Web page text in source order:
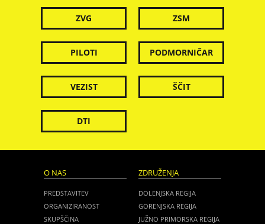
ZVG ZSM
PILOTI PODMORNIČAR
VEZIST ŠČIT
DTI
O NAS
PREDSTAVITEV
ORGANIZIRANOST
SKUPŠČINA
ZDRUŽENJA
DOLENJSKA REGIJA
GORENJSKA REGIJA
JUŽNO PRIMORSKA REGIJA